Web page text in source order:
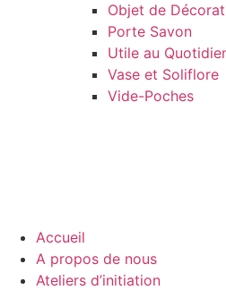
Objet de
Porte Savon
Utile au
Vase et Soliflore
Vide-Poches
Accueil
A propos de nous
Ateliers d’initiation